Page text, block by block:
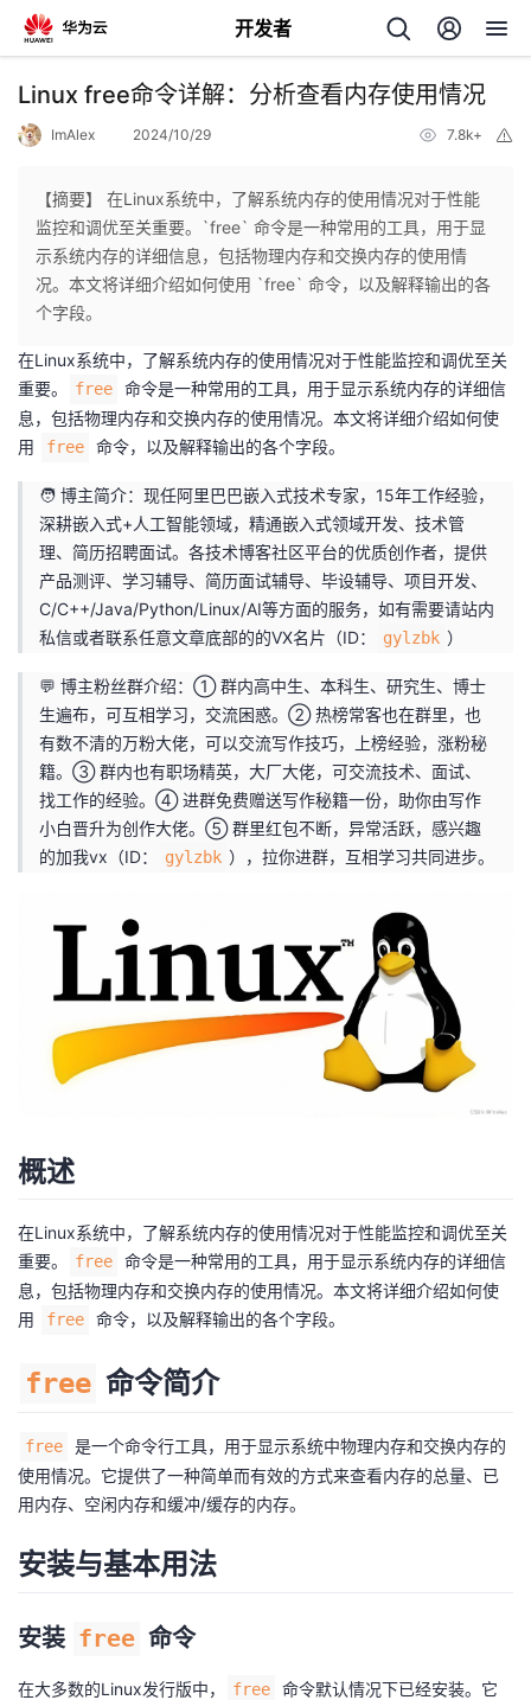
开发者
返
个
主
页
的
开
发
者
我
的
博
客
我
的
论
坛
我
的
圈
我
的
我
注
学
堂
我
课
程
的
认
我
的
我
持
我
的
术
支
我
云
声
Linux free命令详解：分析查看内存使用情况
ImAlex 2024/10/29 7.8k+
【摘要】 在Linux系统中，了解系统内存的使用情况对于性能
监控和调优至关重要。`free` 命令是一种常用的工具，用于显
示系统内存的详细信息，包括物理内存和交换内存的使用情
况。本文将详细介绍如何使用 `free` 命令，以及解释输出的各
个字段。
在Linux系统中，了解系统内存的使用情况对于性能监控和调优至关
重要。
free
命令是一种常用的工具，用于显示系统内存的详细信
息，包括物理内存和交换内存的使用情况。本文将详细介绍如何使
用
free 命令，以及解释输出的各个字段。
🧑 博主简介：现任阿里巴巴嵌入式技术专家，15年工作经验，
深耕嵌入式+人工智能领域，精通嵌入式领域开发、技术管
理、简历招聘面试。各技术博客社区平台的优质创作者，提供
产品测评、学习辅导、简历面试辅导、毕设辅导、项目开发、
C/C++/Java/Python/Linux/AI等方面的服务，如有需要请站内
私信或者联系任意文章底部的的VX名片（ID：
gylzbk ）
💬 博主粉丝群介绍：① 群内高中生、本科生、研究生、博士
生遍布，可互相学习，交流困惑。② 热榜常客也在群里，也
有数不清的万粉大佬，可以交流写作技巧，上榜经验，涨粉秘
籍。③ 群内也有职场精英，大厂大佬，可交流技术、面试、
找工作的经验。④ 进群免费赠送写作秘籍一份，助你由写作
小白晋升为创作大佬。⑤ 群里红包不断，异常活跃，感兴趣
的加我vx（ID：
gylzbk ），拉你进群，互相学习共同进步。
概述
在Linux系统中，了解系统内存的使用情况对于性能监控和调优至关
重要。
free
命令是一种常用的工具，用于显示系统内存的详细信
息，包括物理内存和交换内存的使用情况。本文将详细介绍如何使
用
free 命令，以及解释输出的各个字段。
free 命令简介
free
是一个命令行工具，用于显示系统中物理内存和交换内存的
使用情况。它提供了一种简单而有效的方式来查看内存的总量、已
用内存、空闲内存和缓冲/缓存的内存。
安装与基本用法
安装 free 命令
在大多数的Linux发行版中， free
命令默认情况下已经安装。它